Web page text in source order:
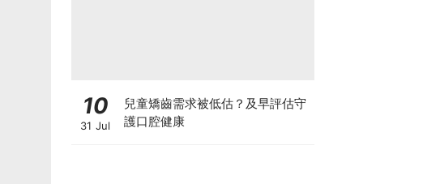
10
31 Jul
兒童矯齒需求被低估？及早評估守
護口腔健康